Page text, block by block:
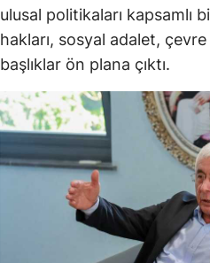
ulusal politikaları kapsamlı
hakları, sosyal adalet,
başlıklar ön plana çıktı.